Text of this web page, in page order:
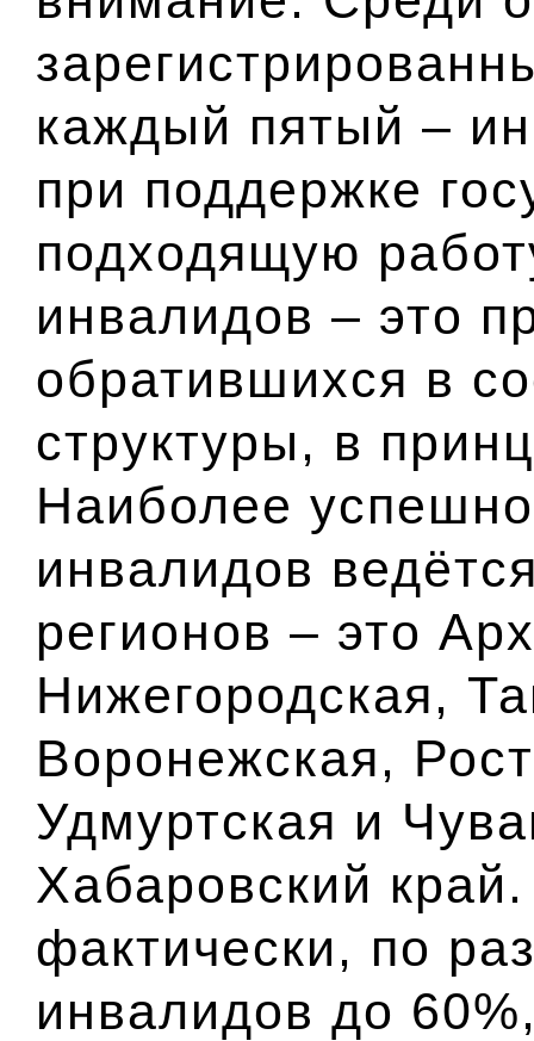
каждый пятый –
при поддержке
подходящую
инвалидов – это
обратившихся в
структуры, в
Наиболее
инвалидов
регионов – это
Нижегородская,
Воронежская,
Удмуртская и
Хабаровский
фактически, по
инвалидов до